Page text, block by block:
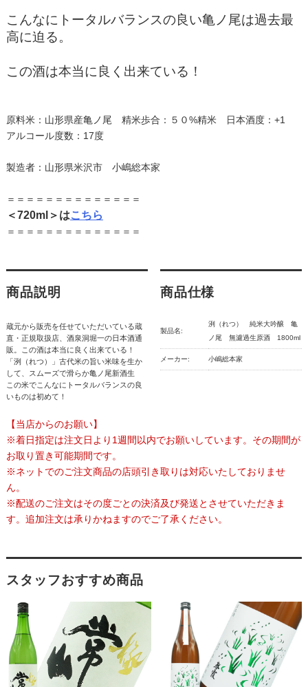
こんなにトータルバランスの良い亀ノ尾は過去最
高に迫る。
この酒は本当に良く出来ている！
原料米：山形県産亀ノ尾 精米歩合：５０%精米 日本酒度：+1
アルコール度数：17度
製造者：山形県米沢市 小嶋総本家
＝＝＝＝＝＝＝＝＝＝＝＝＝＝
＜720ml＞はこちら
＝＝＝＝＝＝＝＝＝＝＝＝＝＝
商品説明
蔵元から販売を任せていただいている蔵
直・正規取扱店、酒泉洞堀一の日本酒通
販。この酒は本当に良く出来ている！
「洌（れつ）」古代米の旨い米味を生か
して、スムーズで滑らか亀ノ尾新酒生
この米でこんなにトータルバランスの良
いものは初めて！
商品仕様
製品名:
洌（れつ） 純米大吟醸 亀
ノ尾 無濾過生原酒 1800ml
メーカー: 小嶋総本家
【当店からのお願い】
※着日指定は注文日より1週間以内でお願いしています。その期間が
お取り置き可能期間です。
※ネットでのご注文商品の店頭引き取りは対応いたしておりませ
ん。
※配送のご注文はその度ごとの決済及び発送とさせていただきま
す。追加注文は承りかねますのでご了承ください。
スタッフおすすめ商品